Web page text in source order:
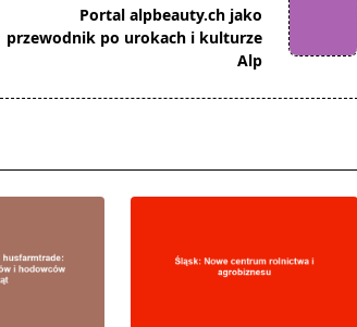
Portal alpbeauty.ch jako
przewodnik po urokach i kulturze
Alp